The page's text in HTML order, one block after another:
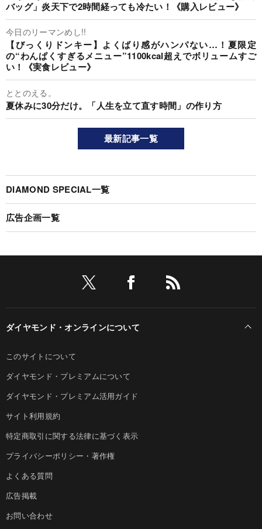
バッグ」炎天下で2時間経っても冷たい！《購入レビュー》
今日のリーマンめし!!
【びっくりドンキー】よくばり感がハンパない…！夏限定
の“わんぱくすぎるメニュー”1100kcal超えでボリュームすご
い！《実食レビュー》
ととのえる。
夏休みに30分だけ。「人生を立て直す時間」の作り方
最新記事一覧
DIAMOND SPECIAL一覧
広告企画一覧
ダイヤモンド・オンラインについて
このサイトについて
ダイヤモンド・プレミアムについて
ダイヤモンド・プレミアム活用ガイド
サイト利用規約
特定商取引に関する法律に基づく表示
プライバシーポリシー・著作権
よくある質問
広告掲載
お問い合わせ